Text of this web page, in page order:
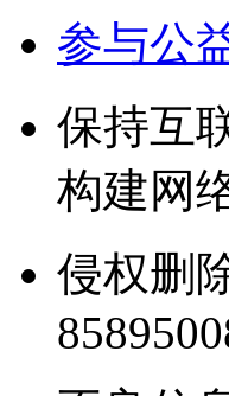
参与公
保持互
构建网
侵权删